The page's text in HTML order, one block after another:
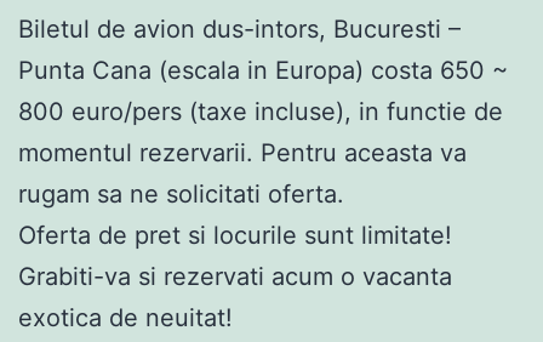
Biletul de avion dus-intors, Bucuresti –
Punta Cana (escala in Europa) costa 650 ~
800 euro/pers (taxe incluse), in functie de
momentul rezervarii. Pentru aceasta va
rugam sa ne solicitati oferta.
Oferta de pret si locurile sunt limitate!
Grabiti-va si rezervati acum o vacanta
exotica de neuitat!